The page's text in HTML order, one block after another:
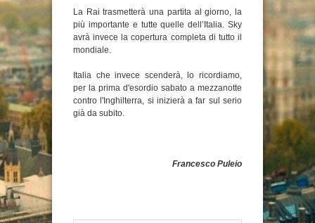
La Rai trasmetterà una partita al giorno, la
più importante e tutte quelle dell’Italia. Sky
avrà invece la copertura completa di tutto il
mondiale.
Italia che invece scenderà, lo ricordiamo,
per la prima d'esordio sabato a mezzanotte
contro l'Inghilterra, si inizierà a far sul serio
già da subito.
Francesco Puleio